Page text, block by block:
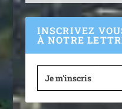
INSCRIVEZ
À NOTRE
Je m'inscris